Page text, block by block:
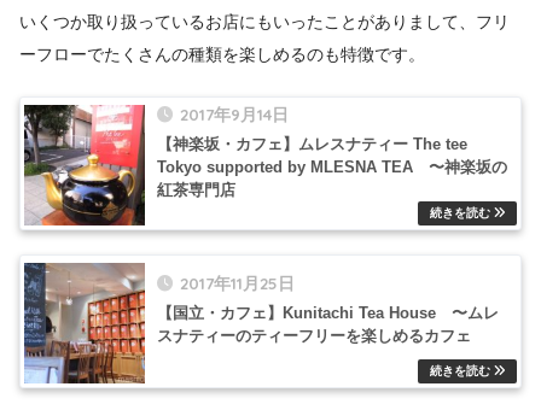
いくつか取り扱っているお店にもいったことがありまして、フリ
ーフローでたくさんの種類を楽しめるのも特徴です。
2017年9月14日
【神楽坂・カフェ】ムレスナティー The tee
Tokyo supported by MLESNA TEA 〜神楽坂の
紅茶専門店
2017年11月25日
【国立・カフェ】Kunitachi Tea House 〜ムレ
スナティーのティーフリーを楽しめるカフェ